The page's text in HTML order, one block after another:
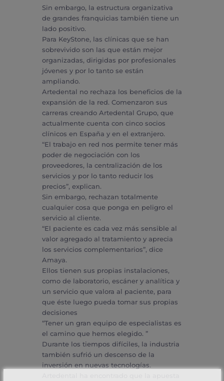
Sin embargo, la estructura organizativa
de grandes franquicias también tiene un
lado positivo.
Para KeyStone, las clínicas que se han
sobrevivido son las que están mejor
organizadas, dirigidas por profesionales
jóvenes y por lo tanto se están
ampliando.
Artedental no rechaza los beneficios de la
expansión de la red. Comenzaron sus
carreras creando Artedental Grupo, que
actualmente cuenta con cinco socios
clínicos en España y en el extranjero.
“El trabajo en red nos permite tener más
poder de negociación con los
proveedores, la centralización de los
servicios y por lo tanto reducir los
precios”, explican.
Sin embargo, rechazan totalmente
cualquier cosa que ponga en peligro el
servicio al cliente.
“El paciente es cada vez más sensible al
valor agregado al tratamiento y aprecia
los servicios complementarios”, dice
Amaya.
Ellos tienen sus propias instalaciones,
como de laboratorio, escáner y analítica y
un servicio que valora al paciente, para
que éste luego pueda tomar sus propias
decisiones
“Tener un gran equipo de especialistas es
el camino que hemos elegido. ”
Durante los tiempos difíciles, la industria
también sufrió un descenso de la
inversión en nuevas tecnologías.